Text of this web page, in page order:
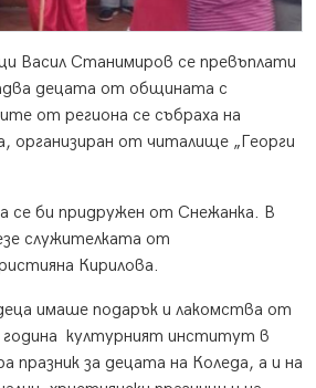
Васил Станимиров се превъплати
децата от общината с
от региона се събраха на
организиран от читалище „Георги
се би придружен от Снежанка. В
служителката от
Кирилова.
имаше подарък и лакомства от
културният институт в
празник за децата на Коледа, а и на